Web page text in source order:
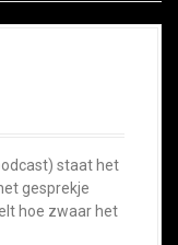
staat het
gesprekje
hoe zwaar het